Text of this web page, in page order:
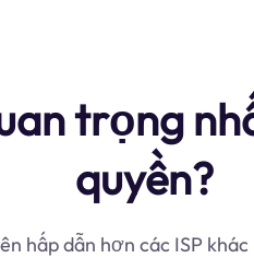
trọng
quyền?
hấp dẫn hơn các ISP